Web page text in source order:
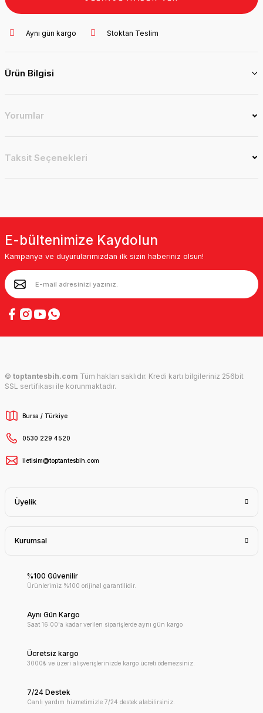
Aynı gün kargo Stoktan Teslim
Ürün Bilgisi
Yorumlar
Taksit Seçenekleri
E-bültenimize Kaydolun
Kampanya ve duyurularımızdan ilk sizin haberiniz olsun!
© toptantesbih.com Tüm hakları saklıdır. Kredi kartı bilgileriniz 256bit
SSL sertifikası ile korunmaktadır.
Bursa / Türkiye
0530 229 4520
iletisim@toptantesbih.com
Üyelik
Kurumsal
%100 Güvenilir
Ürünlerimiz %100 orijinal garantilidir.
Aynı Gün Kargo
Saat 16:00'a kadar verilen siparişlerde aynı gün kargo
Ücretsiz kargo
3000₺ ve üzeri alışverişlerinizde kargo ücreti ödemezsiniz.
7/24 Destek
Canlı yardım hizmetimizle 7/24 destek alabilirsiniz.